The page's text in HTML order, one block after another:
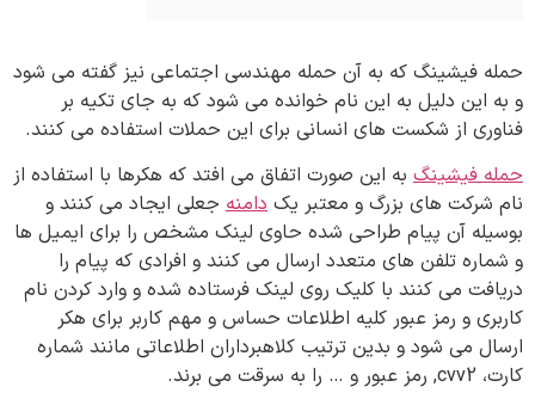
حمله فیشینگ که به آن حمله مهندسی اجتماعی نیز گفته می شود
و به این دلیل به این نام خوانده می شود که به جای تکیه بر
فناوری از شکست های انسانی برای این حملات استفاده می کنند.
حمله فیشینگ به این صورت اتفاق می افتد که هکرها با استفاده از
نام شرکت های بزرگ و معتبر یک دامنه جعلی ایجاد می کنند و
بوسیله آن پیام طراحی شده حاوی لینک مشخص را برای ایمیل ها
و شماره تلفن های متعدد ارسال می کنند و افرادی که پیام را
دریافت می کنند با کلیک روی لینک فرستاده شده و وارد کردن نام
کاربری و رمز عبور کلیه اطلاعات حساس و مهم کاربر برای هکر
ارسال می شود و بدین ترتیب کلاهبرداران اطلاعاتی مانند شماره
کارت، cvv2, رمز عبور و … را به سرقت می برند.